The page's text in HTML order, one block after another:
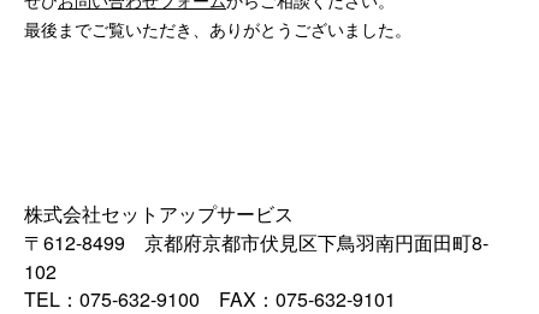
最後までご覧いただき、ありがとうございました。
株式会社セットアップサービス
〒612-8499 京都府京都市伏見区下鳥羽南円面田町8-
102
TEL：075-632-9100 FAX：075-632-9101